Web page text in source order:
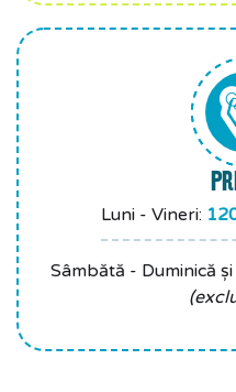
Luni - Vineri:
Sâmbătă - Duminică